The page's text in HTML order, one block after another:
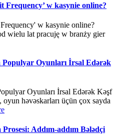
Frequency’ w kasynie online?
w kasynie online?
wielu lat pracuję w branży gier
Oyunları İrsal Edərək
Oyunları İrsal Edərək Kəşf
həvəskarları üçün çox sayda
Addım-addım Bələdçi